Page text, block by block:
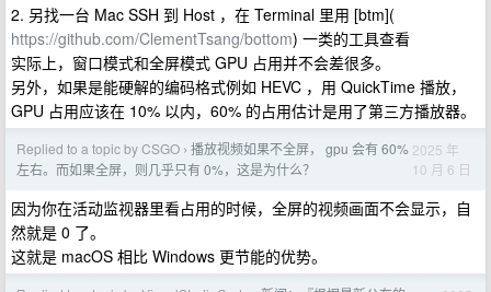
2. 另找一台 Mac SSH 到 Host ，在 Terminal 里用 [btm](
https://github.com/ClementTsang/bottom) 一类的工具查看
实际上，窗口模式和全屏模式 GPU 占用并不会差很多。
另外，如果是能硬解的编码格式例如 HEVC ，用 QuickTime 播放，
GPU 占用应该在 10% 以内，60% 的占用估计是用了第三方播放器。
Replied to a topic by CSGO › 播放视频如果不全屏， gpu 会有 60%
左右。而如果全屏，则几乎只有 0%，这是为什么？
2025 年
10 月 6 日
因为你在活动监视器里看占用的时候，全屏的视频画面不会显示，自
然就是 0 了。
这就是 macOS 相比 Windows 更节能的优势。